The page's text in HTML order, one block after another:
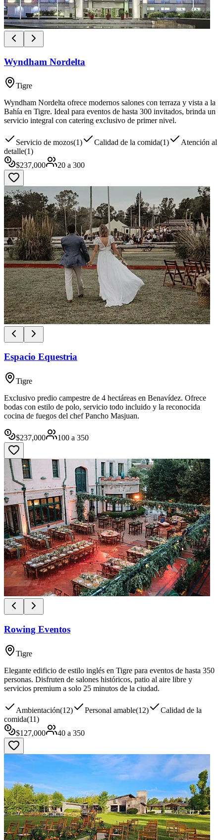
Wyndham Nordelta
Tigre
Wyndham Nordelta ofrece modernos salones con terraza y vista a la
Bahía en Tigre. Ideal para eventos de hasta 300 invitados, brinda un
servicio integral con catering exclusivo de primer nivel.
Servicio de mozos(1) Calidad de la comida(1)
Atención al
detalle(1)
$237,000 20 a 300
Espacio Equestria
Tigre
Exclusivo predio campestre de 4 hectáreas en Benavídez. Ofrece
bodas con estilo de polo, servicio todo incluido y la reconocida
cocina de fuegos del chef Pancho Masjuan.
$237,000 100 a 350
Rowing Eventos
Tigre
Elegante edificio de estilo inglés en Tigre para eventos de hasta 350
personas. Disfruten de salones históricos, patio al aire libre y
servicios premium a solo 25 minutos de la ciudad.
Ambientación(12) Personal amable(12)
Calidad de la
comida(11)
$127,000 40 a 350